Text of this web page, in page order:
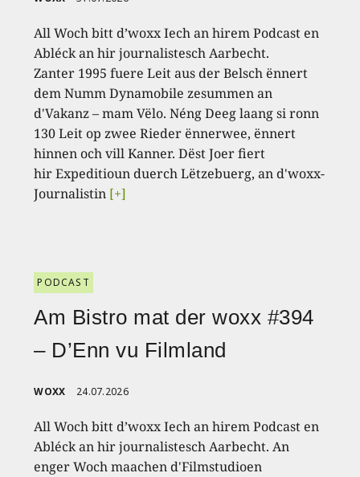
All Woch bitt d’woxx Iech an hirem Podcast en
Abléck an hir journalistesch Aarbecht.
Zanter 1995 fuere Leit aus der Belsch ënnert
dem Numm Dynamobile zesummen an
d'Vakanz – mam Vëlo. Néng Deeg laang si ronn
130 Leit op zwee Rieder ënnerwee, ënnert
hinnen och vill Kanner. Dëst Joer fiert
hir Expeditioun duerch Lëtzebuerg, an d'woxx-
Journalistin [+]
PODCAST
Am Bistro mat der woxx #394
– D’Enn vu Filmland
WOXX 24.07.2026
All Woch bitt d’woxx Iech an hirem Podcast en
Abléck an hir journalistesch Aarbecht. An
enger Woch maachen d'Filmstudioen